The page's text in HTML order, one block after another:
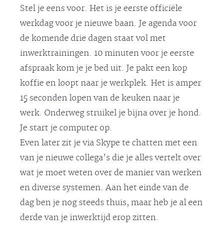
Stel je eens voor. Het is je eerste officiële
werkdag voor je nieuwe baan. Je agenda voor
de komende drie dagen staat vol met
inwerktrainingen. 10 minuten voor je eerste
afspraak kom je je bed uit. Je pakt een kop
koffie en loopt naar je werkplek. Het is amper
15 seconden lopen van de keuken naar je
werk. Onderweg struikel je bijna over je hond.
Je start je computer op.
Even later zit je via Skype te chatten met een
van je nieuwe collega’s die je alles vertelt over
wat je moet weten over de manier van werken
en diverse systemen. Aan het einde van de
dag ben je nog steeds thuis, maar heb je al een
derde van je inwerktijd erop zitten.